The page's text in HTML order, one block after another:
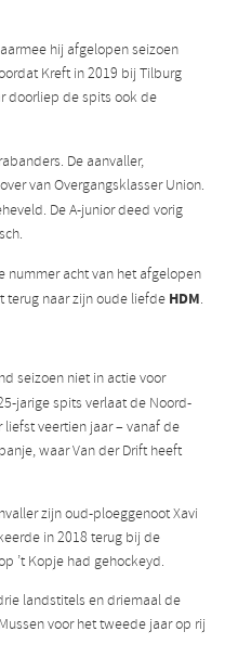
hij afgelopen seizoen
Kreft in 2019 bij Tilburg
doorliep de spits ook de
De aanvaller,
van Overgangsklasser Union.
De A-junior deed vorig
acht van het afgelopen
terug naar zijn oude liefde HDM.
seizoen niet in actie voor
jarige spits verlaat de Noord-
veertien jaar – vanaf de
waar Van der Drift heeft
zijn oud-ploeggenoot Xavi
in 2018 terug bij de
’t Kopje had gehockeyd.
landstitels en driemaal de
voor het tweede jaar op rij